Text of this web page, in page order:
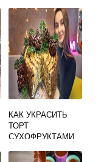
ТОРТ
КАК УКРАСИТЬ
ТОРТ
СУХОФРУКТАМИ